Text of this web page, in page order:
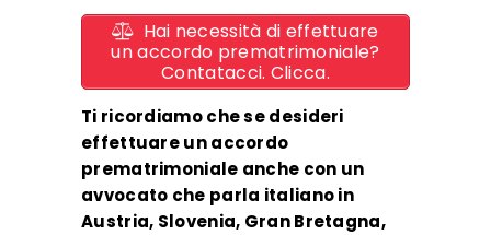
Hai necessità di effettuare
un accordo prematrimoniale?
Contatacci. Clicca.
Ti ricordiamo che se desideri
effettuare un accordo
prematrimoniale anche con un
avvocato che parla italiano in
Austria, Slovenia, Gran Bretagna,